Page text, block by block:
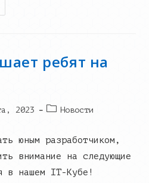
ребят на
2023
PostНовости
юным разработчиком,
внимание на следующие
в нашем IT-Кубе!